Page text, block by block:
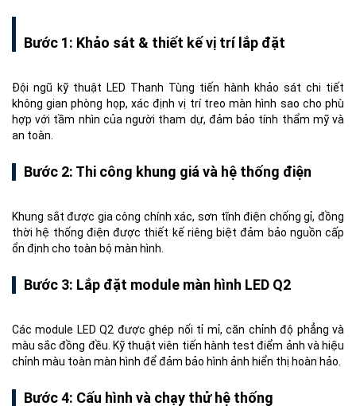
Bước 1: Khảo sát & thiết kế vị trí lắp đặt
Đội ngũ kỹ thuật LED Thanh Tùng tiến hành khảo sát chi tiết
không gian phòng họp, xác định vị trí treo màn hình sao cho phù
hợp với tầm nhìn của người tham dự, đảm bảo tính thẩm mỹ và
an toàn.
Bước 2: Thi công khung giá và hệ thống điện
Khung sắt được gia công chính xác, sơn tĩnh điện chống gỉ, đồng
thời hệ thống điện được thiết kế riêng biệt đảm bảo nguồn cấp
ổn định cho toàn bộ màn hình.
Bước 3: Lắp đặt module màn hình LED Q2
Các module LED Q2 được ghép nối tỉ mỉ, căn chỉnh độ phẳng và
màu sắc đồng đều. Kỹ thuật viên tiến hành test điểm ảnh và hiệu
chỉnh màu toàn màn hình để đảm bảo hình ảnh hiển thị hoàn hảo.
Bước 4: Cấu hình và chạy thử hệ thống